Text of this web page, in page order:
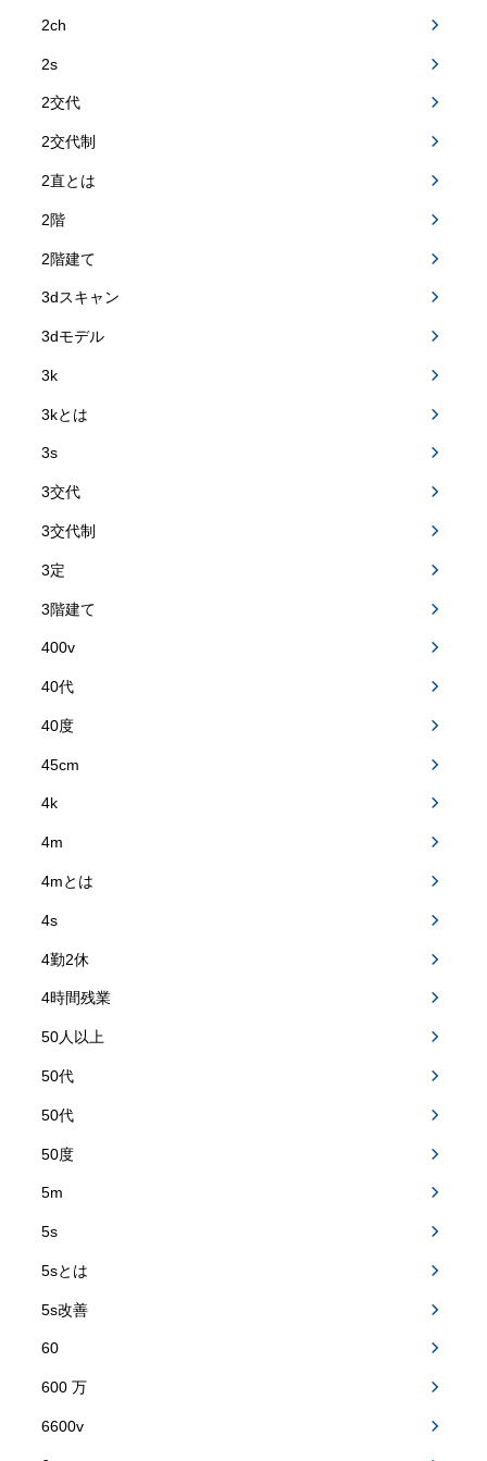
2ch
2s
2交代
2交代制
2直とは
2階
2階建て
3dスキャン
3dモデル
3k
3kとは
3s
3交代
3交代制
3定
3階建て
400v
40代
40度
45cm
4k
4m
4mとは
4s
4勤2休
4時間残業
50人以上
50代
50代
50度
5m
5s
5sとは
5s改善
60
600 万
6600v